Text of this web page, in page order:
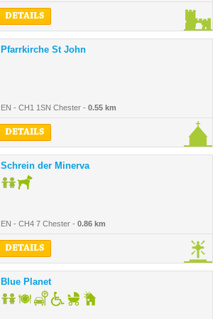
DETAILS
Pfarrkirche St John
EN - CH1 1SN Chester - 0.55 km
DETAILS
Schrein der Minerva
EN - CH4 7 Chester - 0.86 km
DETAILS
Blue Planet